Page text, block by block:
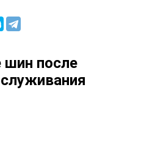
шин после